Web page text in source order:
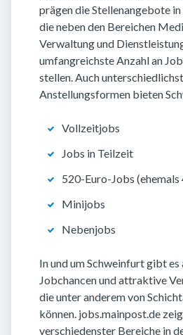
prägen die Stellenangebote
die neben den Bereichen
Verwaltung und
umfangreichste Anzahl an
stellen. Auch
Anstellungsformen bieten
Vollzeitjobs
Jobs in Teilzeit
520-Euro-Jobs
Minijobs
Nebenjobs
In und um Schweinfurt gibt
Jobchancen und attraktive
die unter anderem von
können. jobs.mainpost.de
verschiedenster Bereiche in